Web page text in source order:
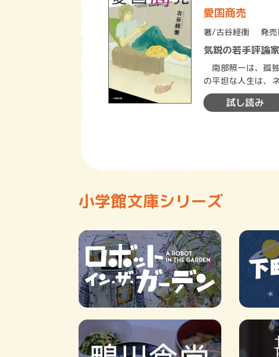
愛国商売
著/古谷経衡 発
気鋭の若手評論
南部照一は、孤
の平坦な人生は、ネッ
ら保守系言論人の
試し読み
小学館文庫シリーズ